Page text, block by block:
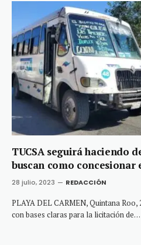
TUCSA seguirá haciendo
buscan como concesionar
28 julio, 2023 REDACCIÓN
PLAYA DEL CARMEN, Quintana Roo,
con bases claras para la licitación de…